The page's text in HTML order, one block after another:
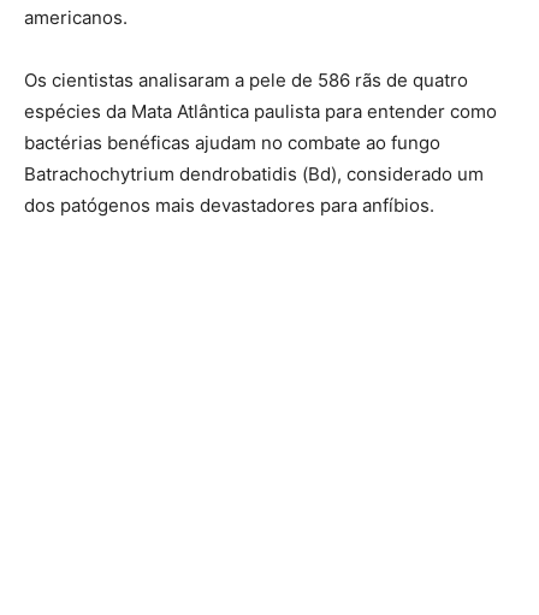
americanos.
Os cientistas analisaram a pele de 586 rãs de quatro
espécies da Mata Atlântica paulista para entender como
bactérias benéficas ajudam no combate ao fungo
Batrachochytrium dendrobatidis (Bd), considerado um
dos patógenos mais devastadores para anfíbios.